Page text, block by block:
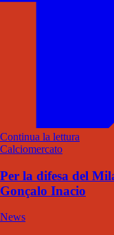
Continua la lettura
Calciomercato
Per la difesa del
Gonçalo Inacio
News